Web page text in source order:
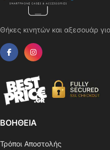
Θήκες κινητών και αξεσουάρ
ΒΟΗΘΕΙΑ
Τρόποι Αποστολής